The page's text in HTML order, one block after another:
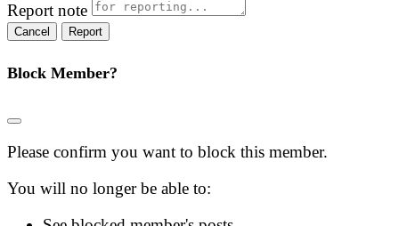
Report note
Report
Block Member?
Please confirm you want to block this member.
You will no longer be able to: